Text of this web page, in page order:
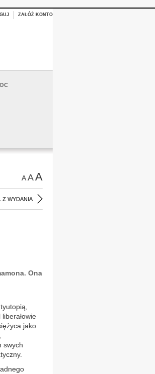
ZAŁÓŻ KONTO
AAA
Z WYDANIA
Ona
jako
swych